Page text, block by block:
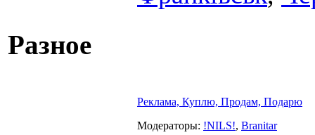
Разное
Реклама, Куплю, Продам, Подарю
Модераторы: !NILS!, Branitar